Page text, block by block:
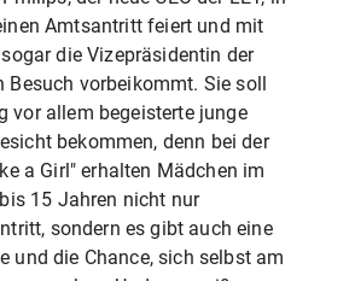
Amtsantritt feiert und mit
die Vizepräsidentin der
Besuch vorbeikommt. Sie soll
vor allem begeisterte junge
bekommen, denn bei der
a Girl" erhalten Mädchen im
15 Jahren nicht nur
sondern es gibt auch eine
und die Chance, sich selbst am